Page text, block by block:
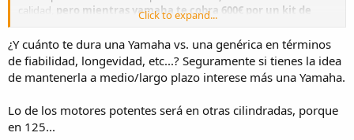
calidad, pero mientras yamaha te cobra 600€ por un kit de
cilindro, en aliexpress te los pillas de esas marcas de motos
cutres y chinas por 100€ o menos.
Ahi esta su punto fuerte,algunos montan motores incluso mas
potentes que los japosy menos de la mitad de precio.
Click to expand...
¿Y cuánto te dura una Yamaha vs. una genérica en términos
de fiabilidad, longevidad, etc...? Seguramente si tienes la idea
de mantenerla a medio/largo plazo interese más una Yamaha.
Lo de los motores potentes será en otras cilindradas, porque
en 125...